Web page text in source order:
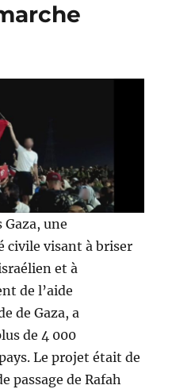
une
civile visant à briser
et à
de l’aide
de Gaza, a
de 4 000
Le projet était de
passage de Rafah